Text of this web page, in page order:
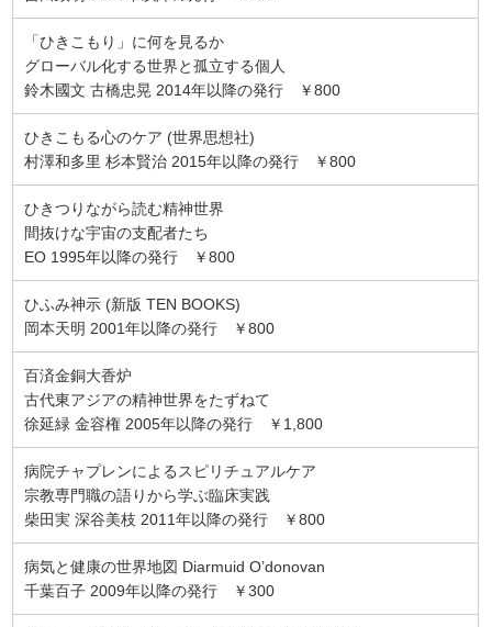
「ひきこもり」に何を見るか
グローバル化する世界と孤立する個人
鈴木國文 古橋忠晃 2014年以降の発行 ￥800
ひきこもる心のケア (世界思想社)
村澤和多里 杉本賢治 2015年以降の発行 ￥800
ひきつりながら読む精神世界
間抜けな宇宙の支配者たち
EO 1995年以降の発行 ￥800
ひふみ神示 (新版 TEN BOOKS)
岡本天明 2001年以降の発行 ￥800
百済金銅大香炉
古代東アジアの精神世界をたずねて
徐延緑 金容権 2005年以降の発行 ￥1,800
病院チャプレンによるスピリチュアルケア
宗教専門職の語りから学ぶ臨床実践
柴田実 深谷美枝 2011年以降の発行 ￥800
病気と健康の世界地図 Diarmuid O’donovan
千葉百子 2009年以降の発行 ￥300